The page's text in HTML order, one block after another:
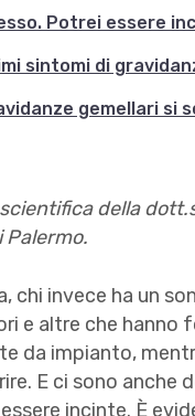
Potrei essere
sintomi di
gemellari si
della
Palermo.
chi invece ha un
e altre che hanno
da impianto,
E ci sono anche
incinte. È